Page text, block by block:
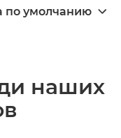
по умолчанию
наших